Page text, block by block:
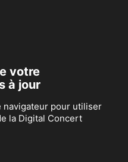
votre
à jour
navigateur pour utiliser
la Digital Concert